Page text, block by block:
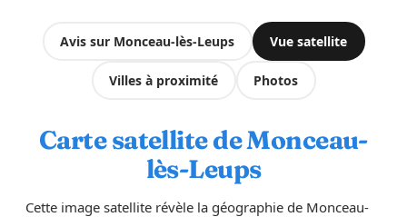
Avis sur Monceau-lès-Leups Vue satellite
Villes à proximité Photos
Carte satellite de Monceau-
lès-Leups
Cette image satellite révèle la géographie de Monceau-